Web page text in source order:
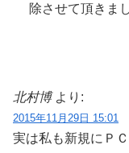
除させて頂きま
北村博 より:
2015年11月29日 15:01
実は私も新規にＰ